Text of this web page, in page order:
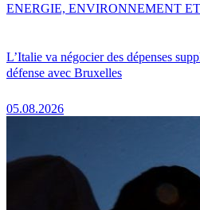
L’Italie va négocier des dépenses
défense avec Bruxelles
05.08.2026
ENERGIE, ENVIRONNEMENT